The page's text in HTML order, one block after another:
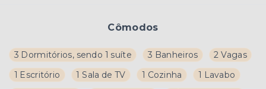
Cômodos
3 Dormitórios, sendo 1 suíte 3 Banheiros
2 Vagas
1 Escritório
1 Sala de TV 1 Cozinha
1 Lavabo